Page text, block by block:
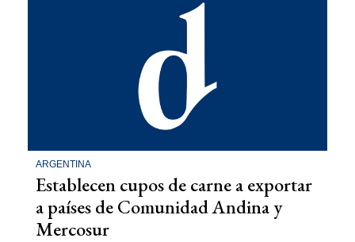
ARGENTINA
Establecen cupos de carne a exportar
a países de Comunidad Andina y
Mercosur